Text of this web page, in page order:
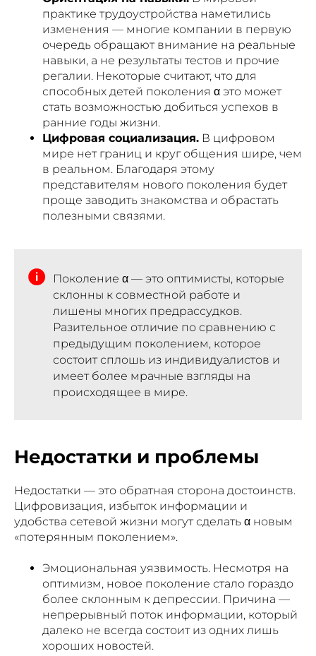
практике трудоустройства наметились
изменения — многие компании в первую
очередь обращают внимание на реальные
навыки, а не результаты тестов и прочие
регалии. Некоторые считают, что для
способных детей поколения α это может
стать возможностью добиться успехов в
ранние годы жизни.
Цифровая социализация. В цифровом
мире нет границ и круг общения шире, чем
в реальном. Благодаря этому
представителям нового поколения будет
проще заводить знакомства и обрастать
полезными связями.
Поколение α — это оптимисты, которые
склонны к совместной работе и
лишены многих предрассудков.
Разительное отличие по сравнению с
предыдущим поколением, которое
состоит сплошь из индивидуалистов и
имеет более мрачные взгляды на
происходящее в мире.
Недостатки и проблемы
Недостатки — это обратная сторона достоинств.
Цифровизация, избыток информации и
удобства сетевой жизни могут сделать α новым
«потерянным поколением».
Эмоциональная уязвимость. Несмотря на
оптимизм, новое поколение стало гораздо
более склонным к депрессии. Причина —
непрерывный поток информации, который
далеко не всегда состоит из одних лишь
хороших новостей.